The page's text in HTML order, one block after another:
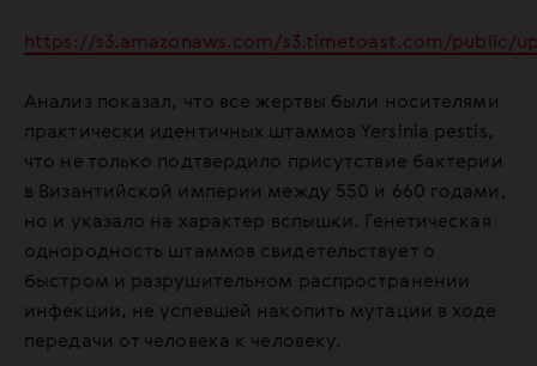
https://s3.amazonaws.com/s3.timetoast.com/public/
Анализ показал, что все жертвы были носителями
практически идентичных штаммов Yersinia pestis,
что не только подтвердило присутствие бактерии
в Византийской империи между 550 и 660 годами,
но и указало на характер вспышки. Генетическая
однородность штаммов свидетельствует о
быстром и разрушительном распространении
инфекции, не успевшей накопить мутации в ходе
передачи от человека к человеку.